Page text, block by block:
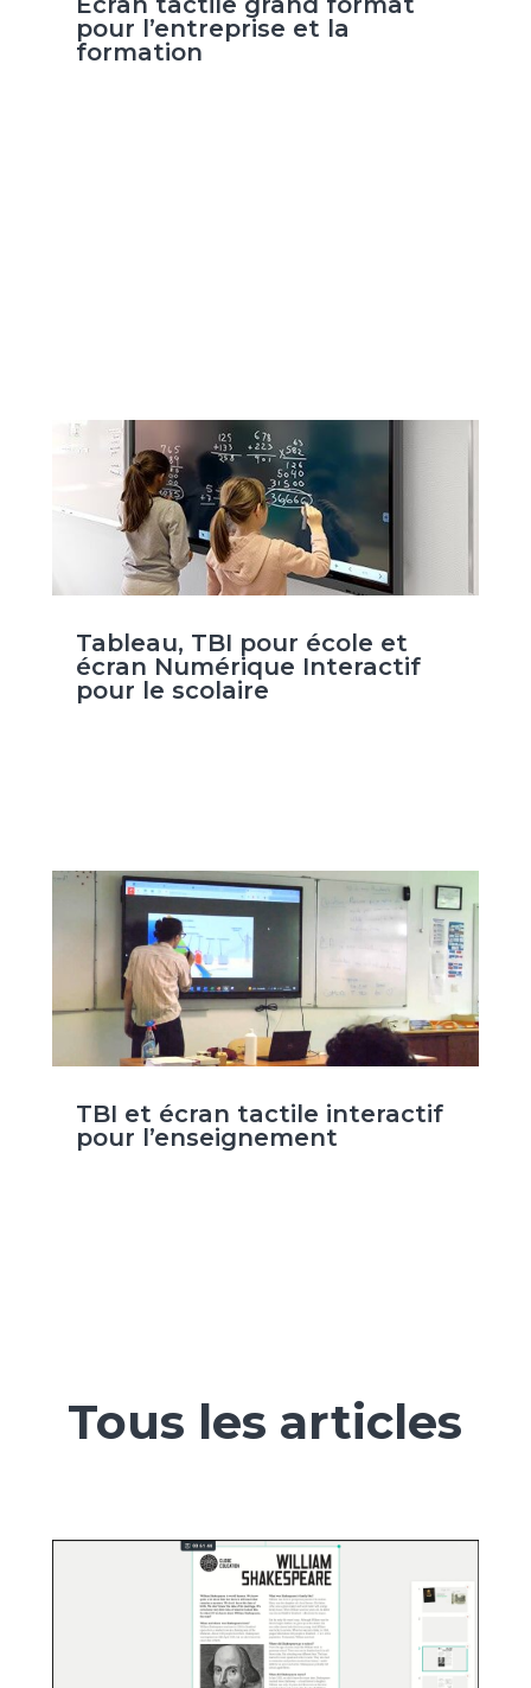
pour l’entreprise et la
formation
Tableau, TBI pour école et
écran Numérique Interactif
pour le scolaire
TBI et écran tactile interactif
pour l’enseignement
Tous les articles